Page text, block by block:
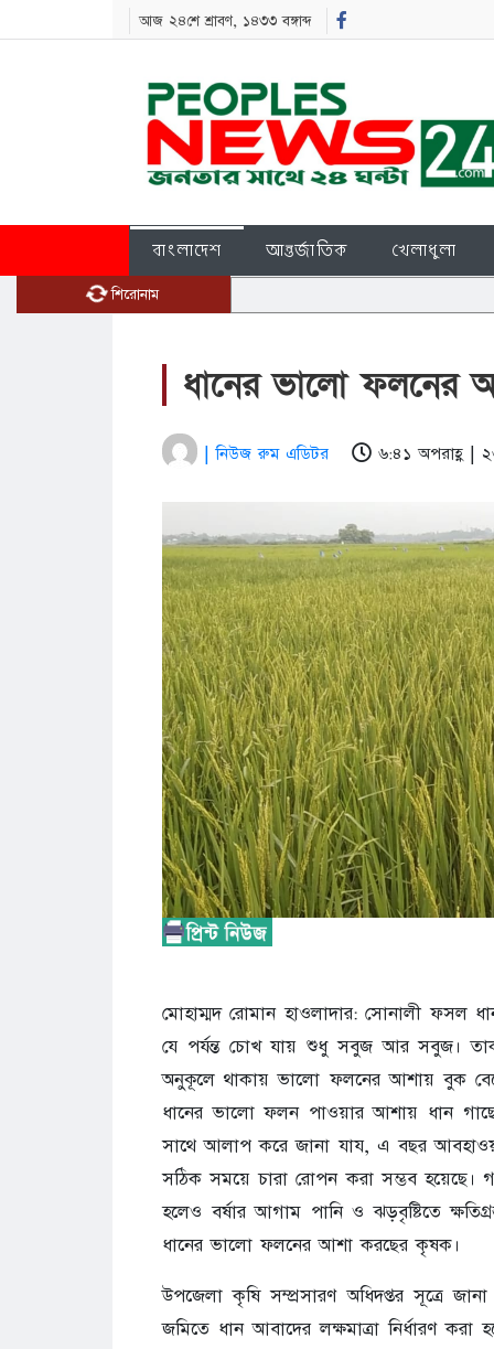
আজ ২৪শে শ্রাবণ, ১৪৩৩ বঙ্গাব্দ
বাংলাদেশ আন্তর্জাতিক খেলাধুলা
শিরোনাম
ধানের ভালো ফলনের
| নিউজ রুম এডিটর ৬:৪১ অপরাহ্ণ |
মোহাম্মদ রোমান হাওলাদার: সোনালী ফসল
যে পর্যন্ত চোখ যায় শুধু সবুজ আর সবুজ।
অনুকূলে থাকায় ভালো ফলনের আশায় বুক
ধানের ভালো ফলন পাওয়ার আশায় ধান
সাথে আলাপ করে জানা যায, এ বছর
সঠিক সময়ে চারা রোপন করা সম্ভব
হলেও বর্ষার আগাম পানি ও ঝড়বৃষ্টিতে
ধানের ভালো ফলনের আশা করছের কৃষক।
উপজেলা কৃষি সম্প্রসারণ অধিদপ্তর সূত্রে
জমিতে ধান আবাদের লক্ষমাত্রা নির্ধারণ